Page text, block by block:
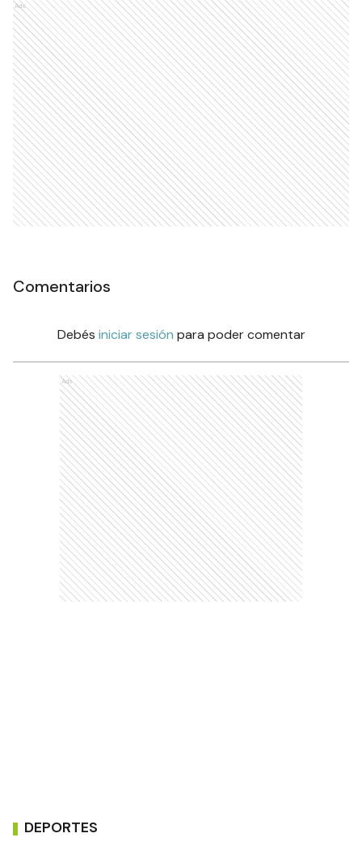
Ads
Comentarios
Debés iniciar sesión para poder comentar
Ads
DEPORTES